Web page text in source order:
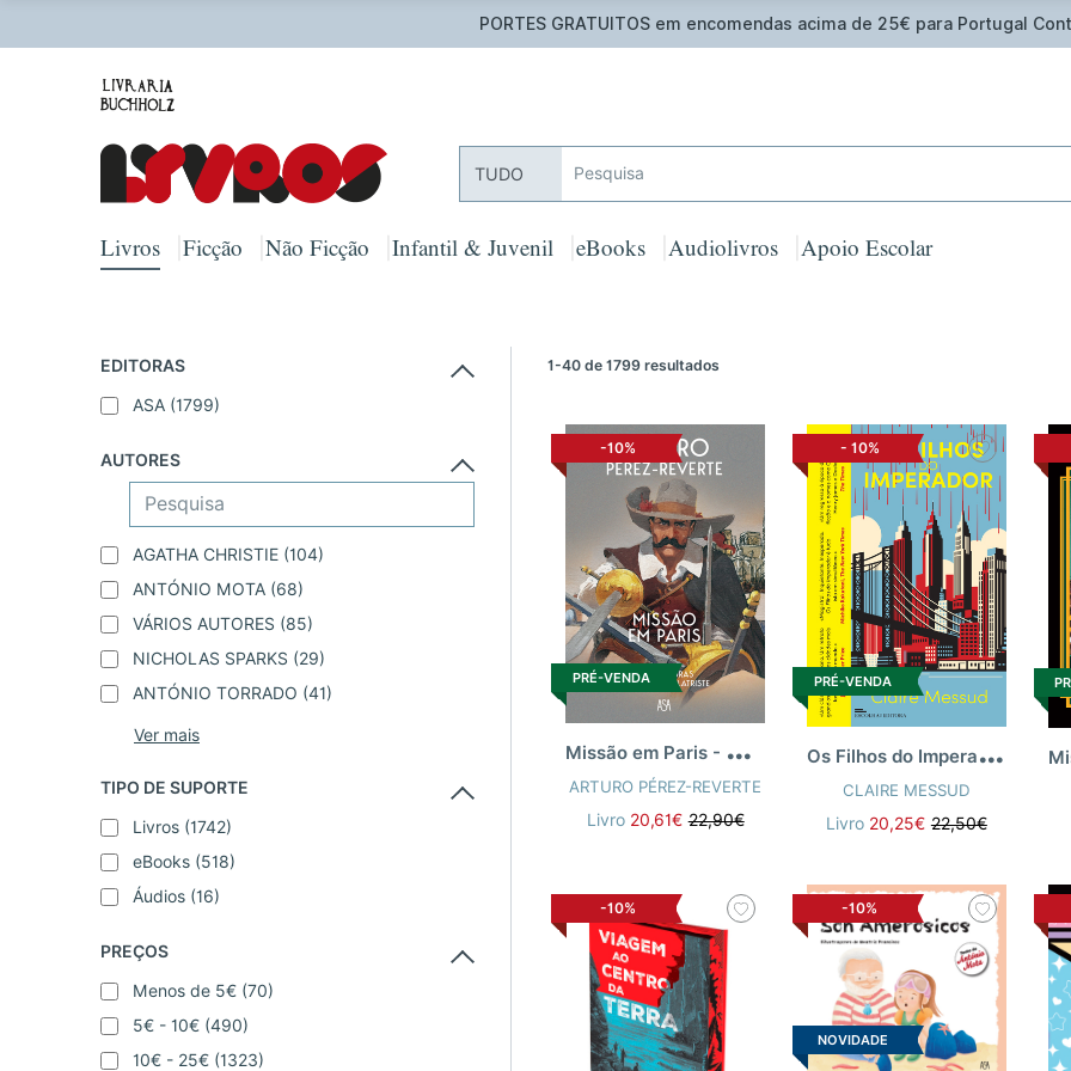
PORTES GRATUITOS em encomendas acima de 25€ para Portugal
TUDO
Livros Ficção Não Ficção Infantil & Juvenil eBooks Audiolivros Apoio Escolar
EDITORAS
ASA (1799)
AUTORES
AGATHA CHRISTIE (104)
ANTÓNIO MOTA (68)
VÁRIOS AUTORES (85)
NICHOLAS SPARKS (29)
ANTÓNIO TORRADO (41)
TIPO DE SUPORTE
Livros (1742)
eBooks (518)
Áudios (16)
PREÇOS
Menos de 5€ (70)
5€ - 10€ (490)
10€ - 25€ (1323)
1-40 de 1799 resultados
-10%
PRÉ-VENDA
M
issão em Paris - As Aventuras do Capitão Alatriste
ARTURO PÉREZ-REVERTE
Livro 20,61€ 22,90€
- 10%
PRÉ-VENDA
O
s Filhos do Imperador
CLAIRE MESSUD
Livro 20,25€ 22,50€
-10% -10%
NOVIDADE